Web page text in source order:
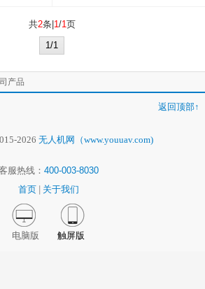
共2条| 1/1页
1/1
产品
返回顶部↑
2026 无人机网（www.youuav.com)
服热线： 400-003-8030
首页
关于我们
电脑版 触屏版